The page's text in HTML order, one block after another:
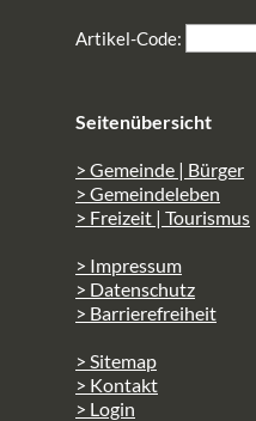
Artikel-Code:
Seitenübersicht
> Gemeinde | Bürger
> Gemeindeleben
> Freizeit | Tourismus
> Impressum
> Datenschutz
> Barrierefreiheit
> Sitemap
> Kontakt
> Login